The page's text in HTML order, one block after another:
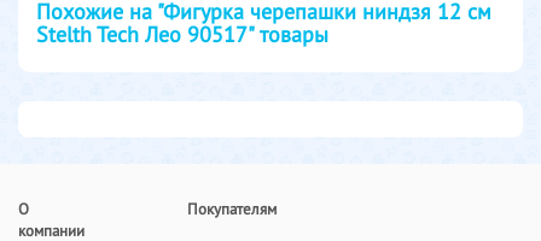
Похожие на "Фигурка черепашки ниндзя 12 см
Stelth Tech Лео 90517" товары
О
компании
Покупателям